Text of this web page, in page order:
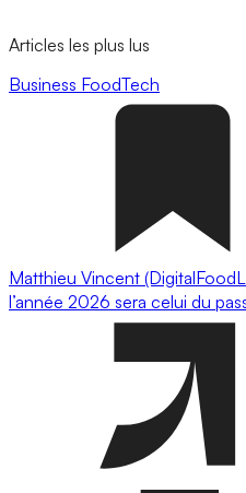
Articles les plus lus
Business FoodTech
Matthieu Vincent
l’année 2026 sera celui du